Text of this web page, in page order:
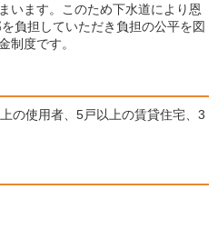
います。このため下水道により恩
負担していただき負担の公平を図
制度です。
の使用者、5戸以上の賃貸住宅、3